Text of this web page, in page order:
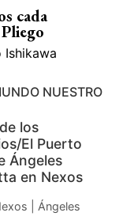
cada
Ishikawa
NUESTRO
los
El Puerto
Ángeles
en Nexos
| Ángeles